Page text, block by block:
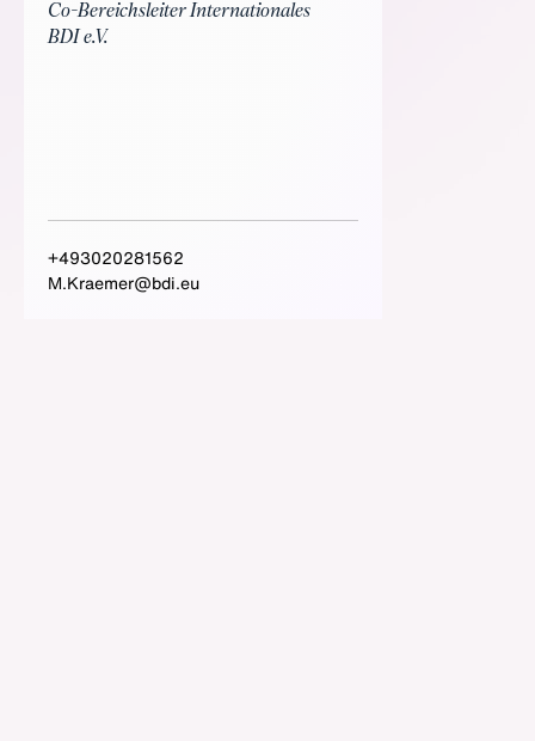
Co-Bereichsleiter Internationales
BDI e.V.
+493020281562
M.Kraemer@bdi.eu